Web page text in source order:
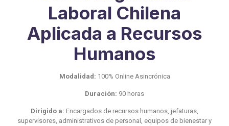
Laboral Chilena
Aplicada a Recursos
Humanos
Modalidad: 100% Online Asincrónica
Duración: 90 horas
Dirigido a: Encargados de recursos humanos, jefaturas,
supervisores, administrativos de personal, equipos de bienestar y